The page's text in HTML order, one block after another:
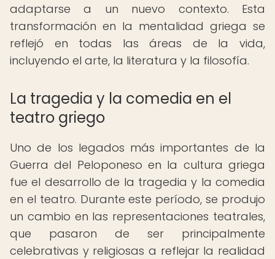
adaptarse a un nuevo contexto. Esta
transformación en la mentalidad griega se
reflejó en todas las áreas de la vida,
incluyendo el arte, la literatura y la filosofía.
La tragedia y la comedia en el
teatro griego
Uno de los legados más importantes de la
Guerra del Peloponeso en la cultura griega
fue el desarrollo de la tragedia y la comedia
en el teatro. Durante este período, se produjo
un cambio en las representaciones teatrales,
que pasaron de ser principalmente
celebrativas y religiosas a reflejar la realidad